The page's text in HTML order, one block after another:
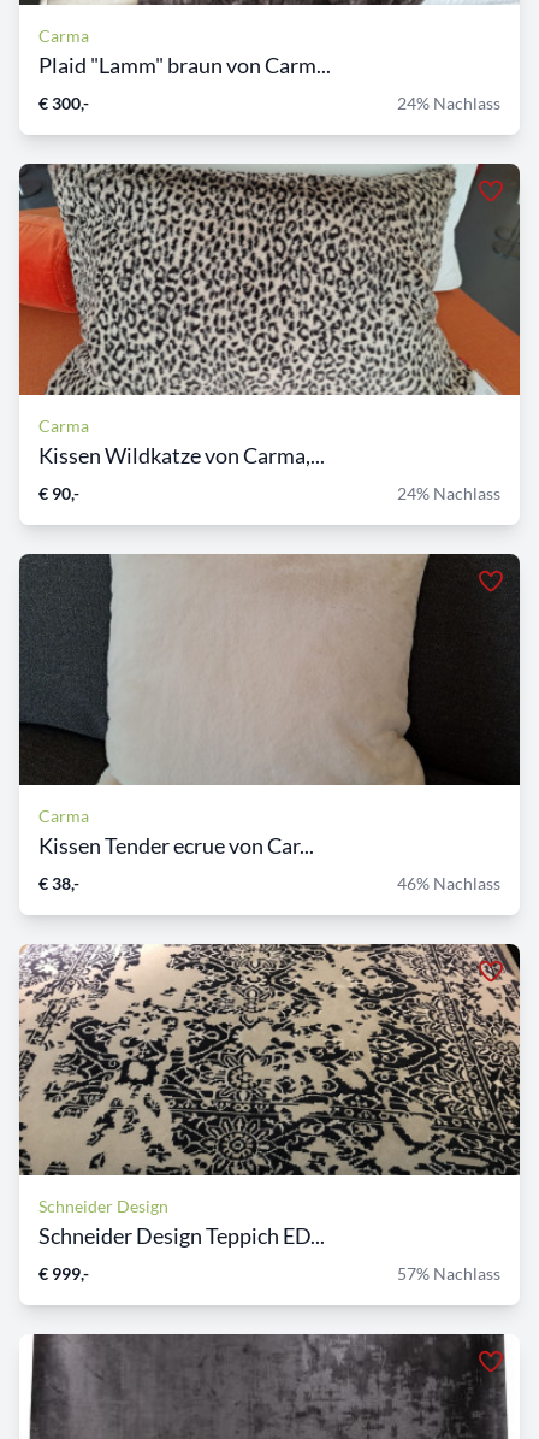
Carma
Plaid "Lamm" braun von Carm...
€ 300,- 24% Nachlass
Carma
Kissen Wildkatze von Carma,...
€ 90,- 24% Nachlass
Carma
Kissen Tender ecrue von Car...
€ 38,- 46% Nachlass
Schneider Design
Schneider Design Teppich ED...
€ 999,- 57% Nachlass